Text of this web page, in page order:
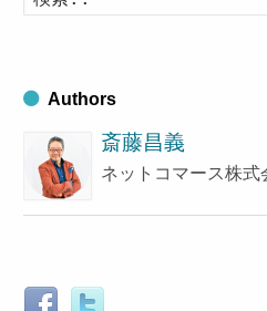
ブ
Authors
斎藤昌義
ネットコマース株式